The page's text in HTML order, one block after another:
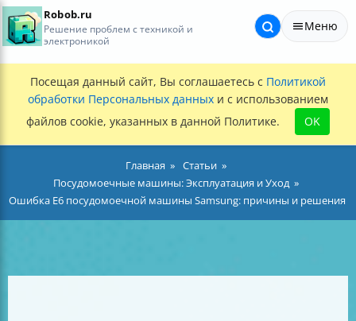
Robob.ru
Решение проблем с техникой и
электроникой
Меню
Посещая данный сайт, Вы соглашаетесь с Политикой
обработки Персональных данных и с использованием
файлов cookie, указанных в данной Политике.
OK
Главная
Статьи
Посудомоечные машины: Эксплуатация и Уход
Ошибка E6 посудомоечной машины Samsung: причины и решения